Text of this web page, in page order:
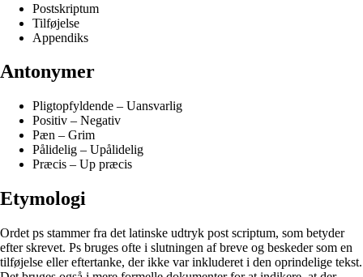
Postskriptum
Tilføjelse
Appendiks
Antonymer
Pligtopfyldende – Uansvarlig
Positiv – Negativ
Pæn – Grim
Pålidelig – Upålidelig
Præcis – Up præcis
Etymologi
Ordet ps stammer fra det latinske udtryk post scriptum, som betyder
efter skrevet. Ps bruges ofte i slutningen af breve og beskeder som en
tilføjelse eller eftertanke, der ikke var inkluderet i den oprindelige tekst.